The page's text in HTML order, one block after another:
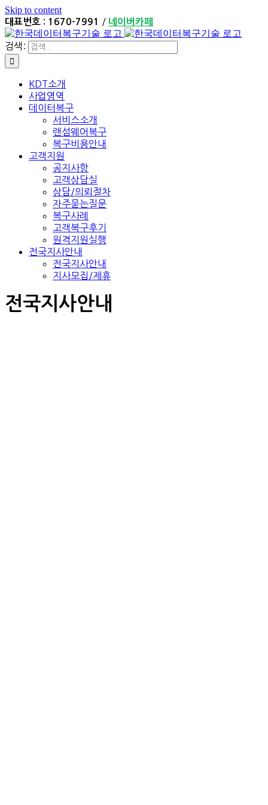
Skip to content
대표번호 : 1670-7991 / 네이버카페
검색:
KDT소개
사업영역
데이터복구
서비스소개
랜섬웨어복구
복구비용안내
고객지원
공지사항
고객상담실
상담/의뢰절차
자주묻는질문
복구사례
고객복구후기
원격지원실행
전국지사안내
전국지사안내
지사모집/제휴
전국지사안내